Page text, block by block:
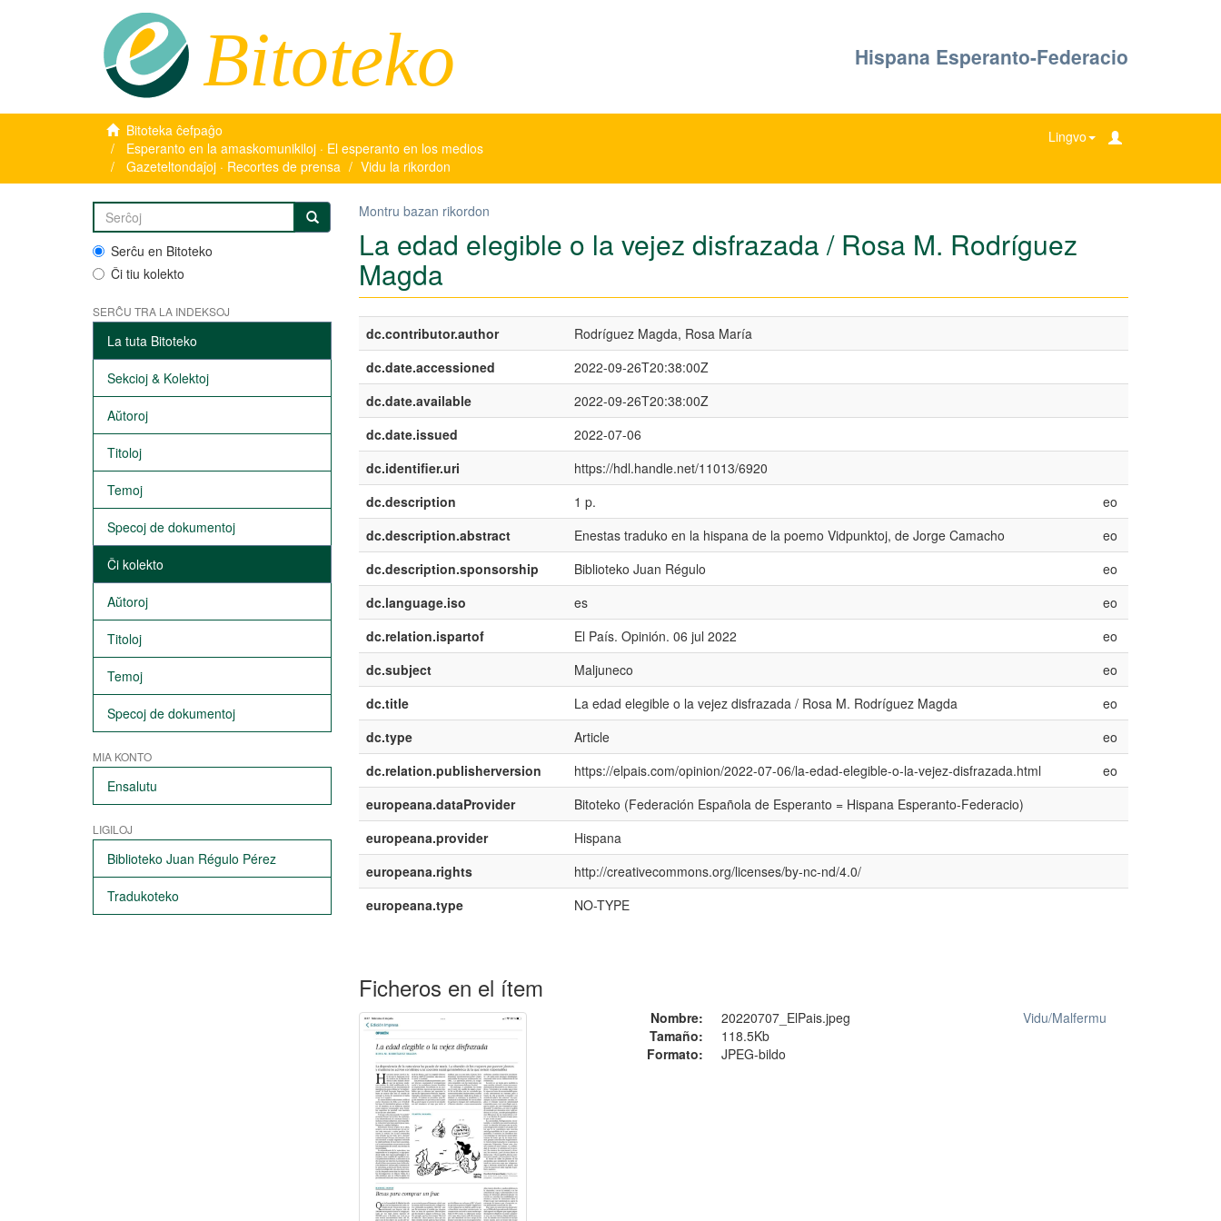
Bitoteko Hispana Esperanto-Federacio
Bitoteka ĉefpaĝo
Esperanto en la amaskomunikiloj · El esperanto en los medios
Gazeteltondaĵoj · Recortes de prensa
Vidu la rikordon
Lingvo
Serĉu en Bitoteko
Ĉi tiu kolekto
SERĈU TRA LA INDEKSOJ
La tuta Bitoteko
Sekcioj & Kolektoj
Aŭtoroj
Titoloj
Temoj
Specoj de dokumentoj
Ĉi kolekto
Aŭtoroj
Titoloj
Temoj
Specoj de dokumentoj
MIA KONTO
Ensalutu
LIGILOJ
Biblioteko Juan Régulo Pérez
Tradukoteko
Montru bazan rikordon
La edad elegible o la vejez disfrazada / Rosa M. Rodríguez
Magda
dc.contributor.author
Rodríguez Magda, Rosa María
dc.date.accessioned
2022-09-26T20:38:00Z
dc.date.available
2022-09-26T20:38:00Z
dc.date.issued
2022-07-06
dc.identifier.uri
https://hdl.handle.net/11013/6920
dc.description
1 p.
eo
dc.description.abstract
Enestas traduko en la hispana de la poemo Vidpunktoj, de Jorge Camacho
eo
dc.description.sponsorship
Biblioteko Juan Régulo
eo
dc.language.iso
es
eo
dc.relation.ispartof
El País. Opinión. 06 jul 2022
eo
dc.subject
Maljuneco
eo
dc.title
La edad elegible o la vejez disfrazada / Rosa M. Rodríguez Magda
eo
dc.type
Article
eo
dc.relation.publisherversion
https://elpais.com/opinion/2022-07-06/la-edad-elegible-o-la-vejez-disfrazada.html
eo
europeana.dataProvider
Bitoteko (Federación Española de Esperanto = Hispana Esperanto-Federacio)
europeana.provider
Hispana
europeana.rights
http://creativecommons.org/licenses/by-nc-nd/4.0/
europeana.type
NO-TYPE
Ficheros en el ítem
Nombre:
20220707_ElPais.jpeg
Tamaño:
118.5Kb
Formato:
JPEG-bildo
Vidu/Malfermu